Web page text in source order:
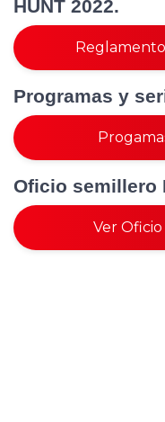
HUNT 2022.
Programas y
Oficio semillero
Ver